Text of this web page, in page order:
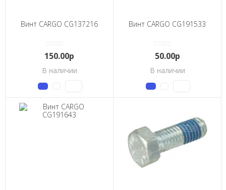
Винт CARGO CG137216
150.00р
В наличии
Винт CARGO CG191533
50.00р
В наличии